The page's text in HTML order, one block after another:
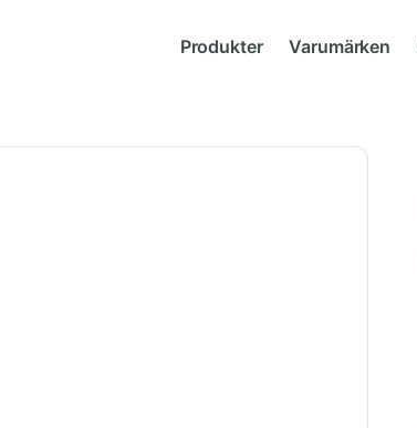
Produkter Varumärken